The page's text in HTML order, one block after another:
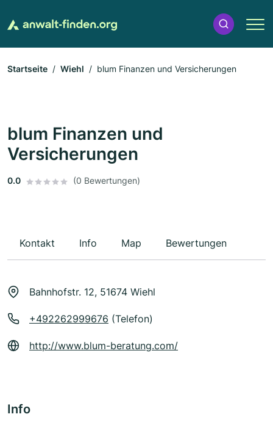
Startseite Wiehl blum Finanzen und Versicherungen
blum Finanzen und
Versicherungen
0.0 (0 Bewertungen)
Kontakt Info Map Bewertungen
Bahnhofstr. 12, 51674 Wiehl
+492262999676 (Telefon)
http://www.blum-beratung.com/
Info